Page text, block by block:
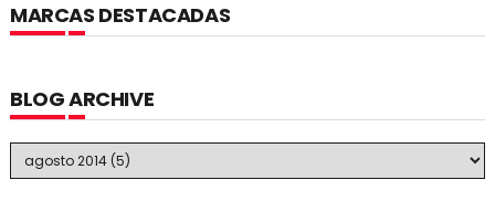
MARCAS DESTACADAS
BLOG ARCHIVE